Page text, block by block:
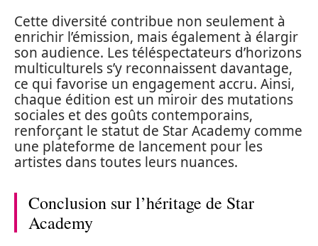
Cette diversité contribue non seulement à
enrichir l’émission, mais également à élargir
son audience. Les téléspectateurs d’horizons
multiculturels s’y reconnaissent davantage,
ce qui favorise un engagement accru. Ainsi,
chaque édition est un miroir des mutations
sociales et des goûts contemporains,
renforçant le statut de Star Academy comme
une plateforme de lancement pour les
artistes dans toutes leurs nuances.
Conclusion sur l’héritage de Star
Academy